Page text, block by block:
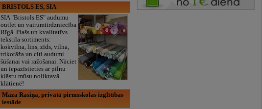
BRISTOLS ES, SIA
SIA "Bristols ES" audumu
outlet un vairumtirdzniecība
Rīgā. Plašs un kvalitatīvs
tekstila sortiments:
kokvilna, lins, zīds, vilna,
trikotāža un citi audumi
šūšanai vai ražošanai. Nāciet
un iepazīstieties ar pilnu
klāstu mūsu noliktavā
klātienē!
Maza Rasiņa, privātā pirmsskolas izglītības
iestāde